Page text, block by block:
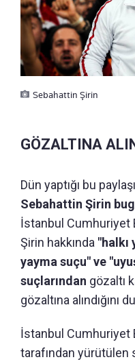
Sebahattin Şirin
GÖZALTINA
Dün yaptığı bu
Sebahattin Şirin
İstanbul Cumhuriyet
Şirin hakkında "halkı
yayma suçu" ve
suçlarından gözaltı
gözaltına alındığını
İstanbul Cumhuriyet
tarafından yürütülen